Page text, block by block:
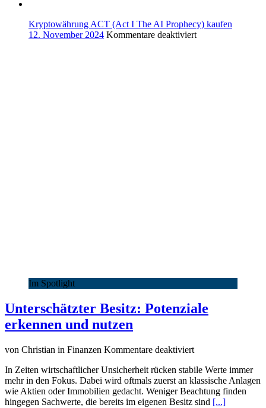
kaufen
Kryptowährung ACT (Act I The AI Prophecy) kaufen
12. November 2024 Kommentare deaktiviertfür
Im Spotlight
Unterschätzter Besitz: Potenziale
erkennen und nutzen
von Christian in Finanzen Kommentare deaktiviertfür
Besitz:
Potenziale
erkennen
und
In Zeiten wirtschaftlicher Unsicherheit rücken stabile Werte immer
mehr in den Fokus. Dabei wird oftmals zuerst an klassische Anlagen
wie Aktien oder Immobilien gedacht. Weniger Beachtung finden
hingegen Sachwerte, die bereits im eigenen Besitz sind [...]